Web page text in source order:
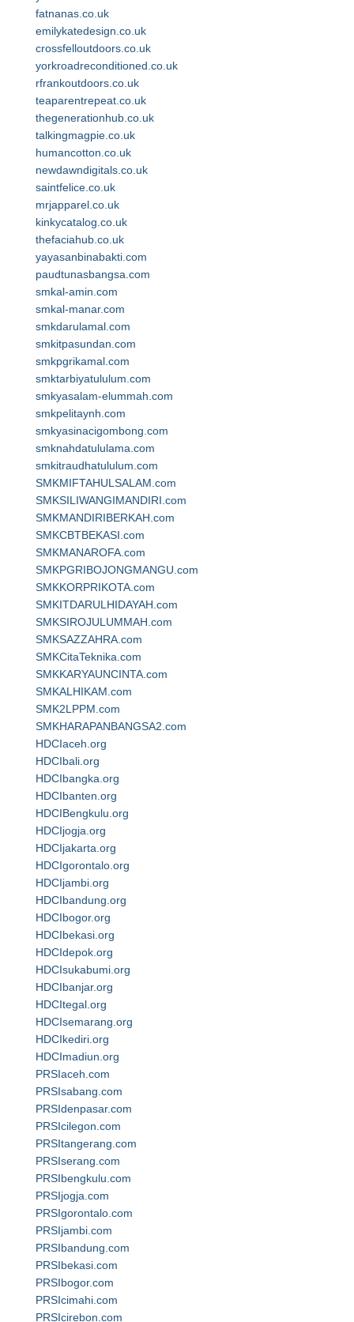
fatnanas.co.uk
emilykatedesign.co.uk
crossfelloutdoors.co.uk
yorkroadreconditioned.co.uk
rfrankoutdoors.co.uk
teaparentrepeat.co.uk
thegenerationhub.co.uk
talkingmagpie.co.uk
humancotton.co.uk
newdawndigitals.co.uk
saintfelice.co.uk
mrjapparel.co.uk
kinkycatalog.co.uk
thefaciahub.co.uk
yayasanbinabakti.com
paudtunasbangsa.com
smkal-amin.com
smkal-manar.com
smkdarulamal.com
smkitpasundan.com
smkpgrikamal.com
smktarbiyatululum.com
smkyasalam-elummah.com
smkpelitaynh.com
smkyasinacigombong.com
smknahdatululama.com
smkitraudhatululum.com
SMKMIFTAHULSALAM.com
SMKSILIWANGIMANDIRI.com
SMKMANDIRIBERKAH.com
SMKCBTBEKASI.com
SMKMANAROFA.com
SMKPGRIBOJONGMANGU.com
SMKKORPRIKOTA.com
SMKITDARULHIDAYAH.com
SMKSIROJULUMMAH.com
SMKSAZZAHRA.com
SMKCitaTeknika.com
SMKKARYAUNCINTA.com
SMKALHIKAM.com
SMK2LPPM.com
SMKHARAPANBANGSA2.com
HDCIaceh.org
HDCIbali.org
HDCIbangka.org
HDCIbanten.org
HDCIBengkulu.org
HDCIjogja.org
HDCIjakarta.org
HDCIgorontalo.org
HDCIjambi.org
HDCIbandung.org
HDCIbogor.org
HDCIbekasi.org
HDCIdepok.org
HDCIsukabumi.org
HDCIbanjar.org
HDCItegal.org
HDCIsemarang.org
HDCIkediri.org
HDCImadiun.org
PRSIaceh.com
PRSIsabang.com
PRSIdenpasar.com
PRSIcilegon.com
PRSItangerang.com
PRSIserang.com
PRSIbengkulu.com
PRSIjogja.com
PRSIgorontalo.com
PRSIjambi.com
PRSIbandung.com
PRSIbekasi.com
PRSIbogor.com
PRSIcimahi.com
PRSIcirebon.com